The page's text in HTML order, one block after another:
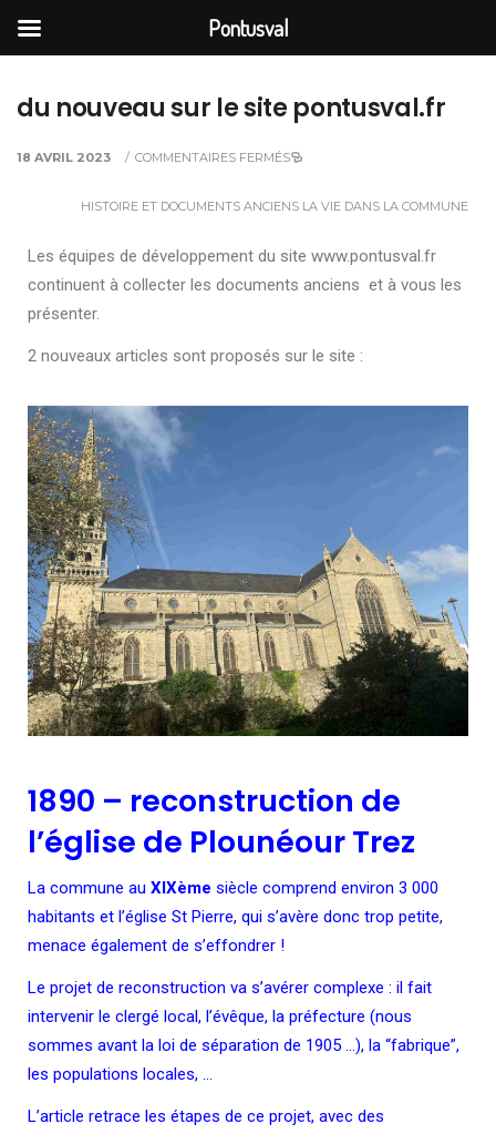
du nouveau sur le site pontusval.fr
18 AVRIL 2023 / COMMENTAIRES FERMÉS
HISTOIRE ET DOCUMENTS ANCIENS LA VIE DANS LA COMMUNE
Les équipes de développement du site www.pontusval.fr
continuent à collecter les documents anciens et à vous les
présenter.
2 nouveaux articles sont proposés sur le site :
1890 – reconstruction de
l’église de Plounéour Trez
La commune au XIXème siècle comprend environ 3 000
habitants et l’église St Pierre, qui s’avère donc trop petite,
menace également de s’effondrer !
Le projet de reconstruction va s’avérer complexe : il fait
intervenir le clergé local, l’évêque, la préfecture (nous
sommes avant la loi de séparation de 1905 …), la “fabrique”,
les populations locales, …
L’article retrace les étapes de ce projet, avec des
Pontusval